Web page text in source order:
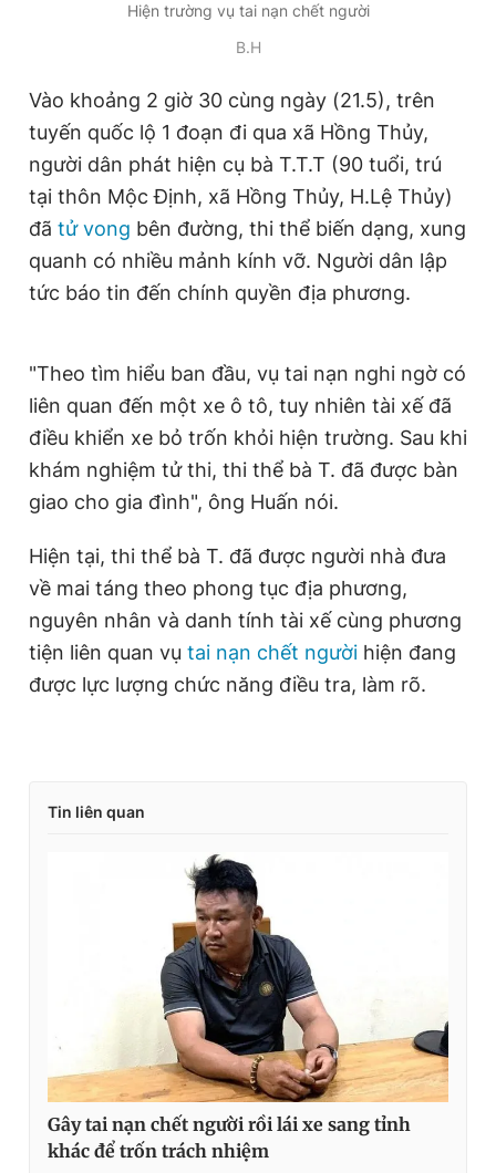
0908 780 404
Đặt báo Quảng cáo RSS Tòa soạn Chính sách bảo
Phó tổng biên tập thường trực: Hải Thành
Phó tổng biên tập: Lâm Hiếu Dũng
Phó tổng biên tập: Trần Việt Hưng
Tổng thư ký tòa soạn: Đức Trung
Giấy phép xuất bản số 110/GP - BTTTT cấp ngày 24.3.2020
© 2003-2026 Bản quyền thuộc về Báo Thanh Niên. Cấm sao
chép dưới mọi hình thức nếu không có sự chấp thuận bằng văn
Hiện trường vụ tai nạn chết người
B.H
Vào khoảng 2 giờ 30 cùng ngày (21.5), trên
tuyến quốc lộ 1 đoạn đi qua xã Hồng Thủy,
người dân phát hiện cụ bà T.T.T (90 tuổi, trú
tại thôn Mộc Định, xã Hồng Thủy, H.Lệ Thủy)
đã tử vong bên đường, thi thể biến dạng, xung
quanh có nhiều mảnh kính vỡ. Người dân lập
tức báo tin đến chính quyền địa phương.
"Theo tìm hiểu ban đầu, vụ tai nạn nghi ngờ có
liên quan đến một xe ô tô, tuy nhiên tài xế đã
điều khiển xe bỏ trốn khỏi hiện trường. Sau khi
khám nghiệm tử thi, thi thể bà T. đã được bàn
giao cho gia đình", ông Huấn nói.
Hiện tại, thi thể bà T. đã được người nhà đưa
về mai táng theo phong tục địa phương,
nguyên nhân và danh tính tài xế cùng phương
tiện liên quan vụ tai nạn chết người hiện đang
được lực lượng chức năng điều tra, làm rõ.
Tin liên quan
Gây tai nạn chết người rồi lái xe sang tỉnh
khác để trốn trách nhiệm